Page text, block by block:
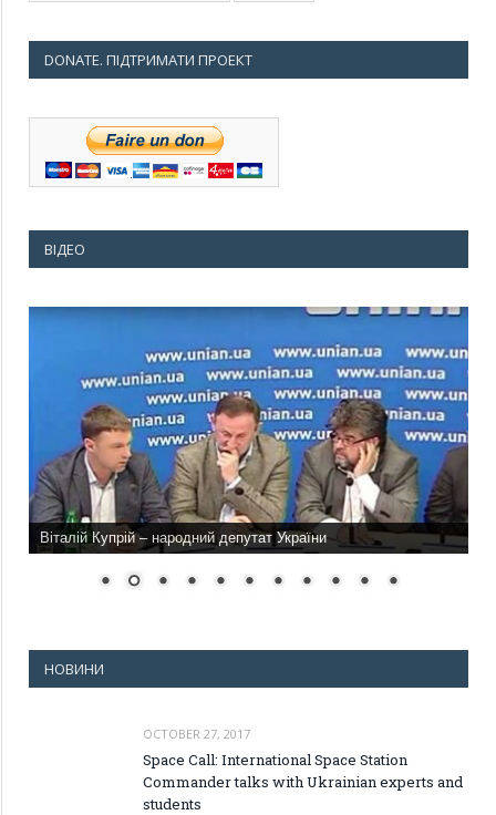
DONATE. ПІДТРИМАТИ ПРОЕКТ
ВІДЕО
Віталій Купрій – народний депутат України
НОВИНИ
OCTOBER 27, 2017
Space Call: International Space Station
Commander talks with Ukrainian experts and
students